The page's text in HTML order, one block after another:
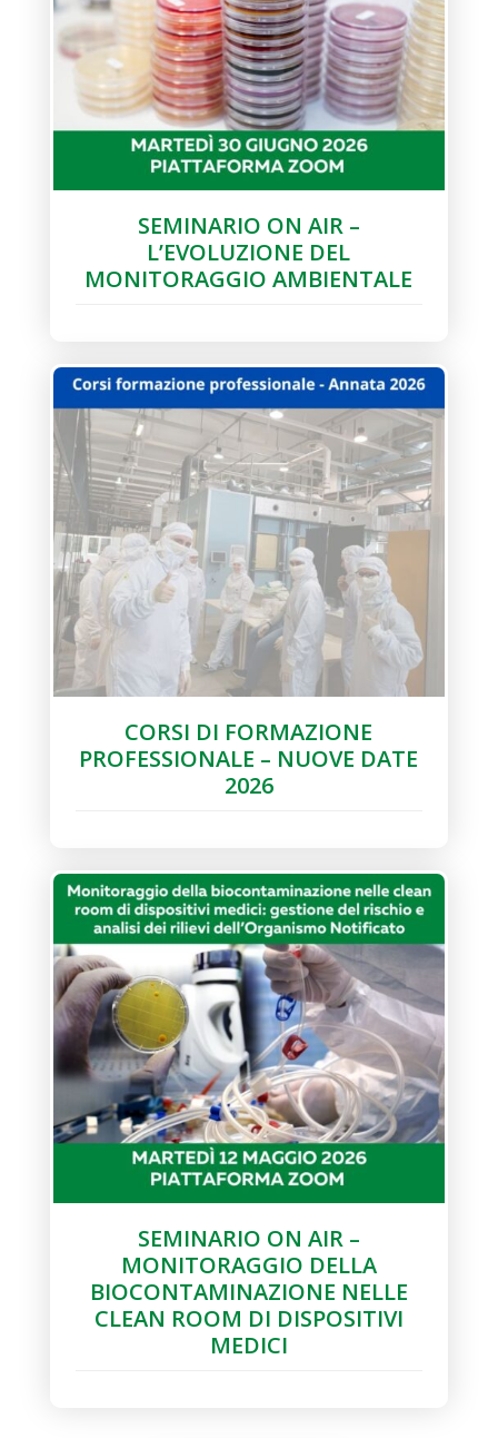
SEMINARIO ON AIR –
L’EVOLUZIONE DEL
MONITORAGGIO AMBIENTALE
CORSI DI FORMAZIONE
PROFESSIONALE – NUOVE DATE
2026
SEMINARIO ON AIR –
MONITORAGGIO DELLA
BIOCONTAMINAZIONE NELLE
CLEAN ROOM DI DISPOSITIVI
MEDICI